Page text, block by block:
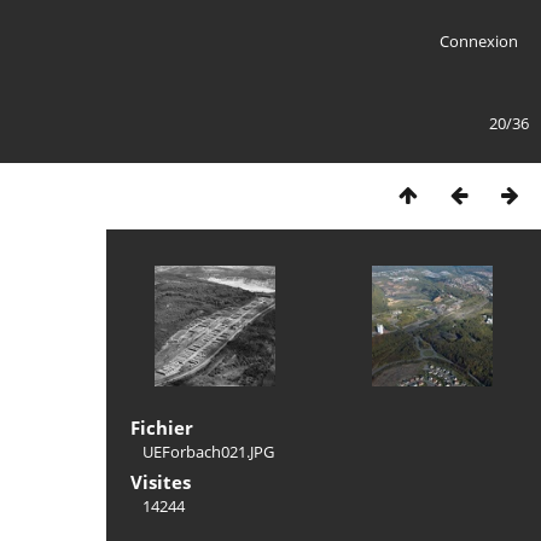
Connexion
20/36
Fichier
UEForbach021.JPG
Visites
14244